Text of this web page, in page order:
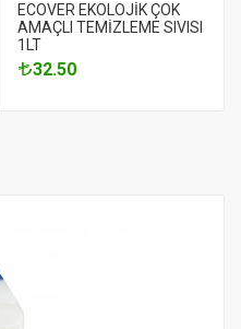
ECOVER EKOLOJİK ÇOK
AMAÇLI TEMİZLEME SIVISI
1LT
32.50